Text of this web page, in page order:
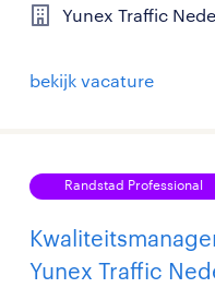
Yunex Traffic
bekijk vacature
Randstad Professional
Yunex Traffic